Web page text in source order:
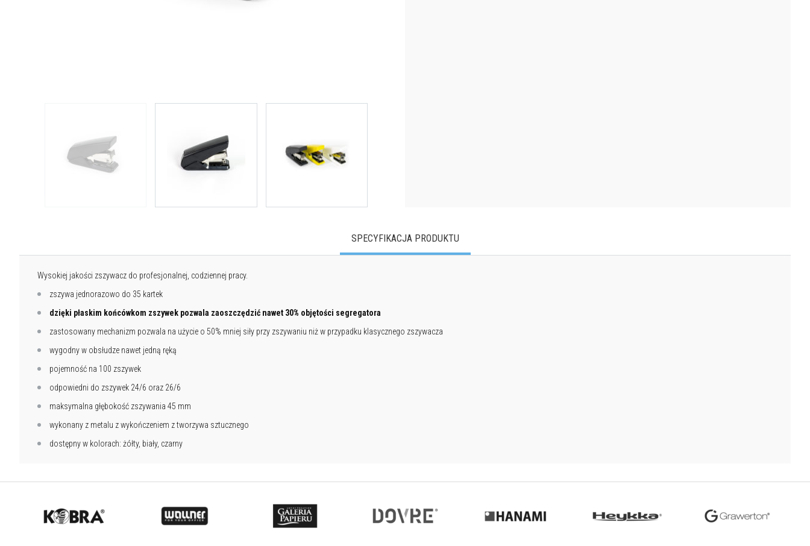
SPECYFIKACJA PRODUKTU
Wysokiej jakości zszywacz do profesjonalnej, codziennej pracy.
zszywa jednorazowo do 35 kartek
dzięki płaskim końcówkom zszywek pozwala zaoszczędzić nawet 30% objętości segregatora
zastosowany mechanizm pozwala na użycie o 50% mniej siły przy zszywaniu niż w przypadku klasycznego zszywacza
wygodny w obsłudze nawet jedną ręką
pojemność na 100 zszywek
odpowiedni do zszywek 24/6 oraz 26/6
maksymalna głębokość zszywania 45 mm
wykonany z metalu z wykończeniem z tworzywa sztucznego
dostępny w kolorach: żółty, biały, czarny